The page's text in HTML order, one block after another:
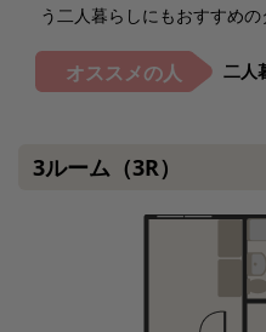
う二人暮らしにもおすすめの
オススメの人 二人
3ルーム（3R）